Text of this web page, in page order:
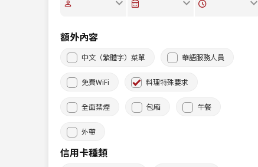
額外內容
中文（繁體字）菜單 華語服務人員
免費WiFi 料理特殊要求
全面禁煙 包廂 午餐
外帶
信用卡種類